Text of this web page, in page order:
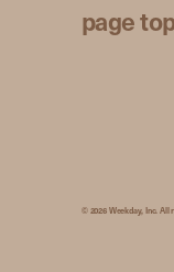
page
© 2026 Weekday, Inc. All